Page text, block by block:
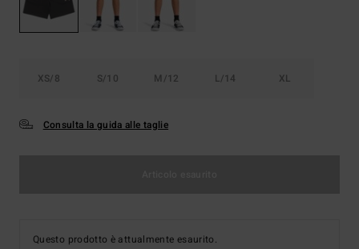
XS/8 S/10 M/12 L/14 XL
Consulta la guida alle taglie
Questo prodotto è attualmente esaurito.